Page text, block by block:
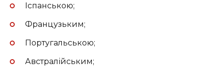
Іспанською;
Французьким;
Португальською;
Австралійським;